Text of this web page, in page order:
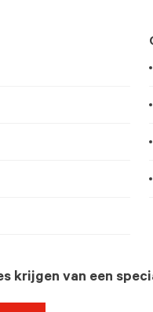
krijgen van een